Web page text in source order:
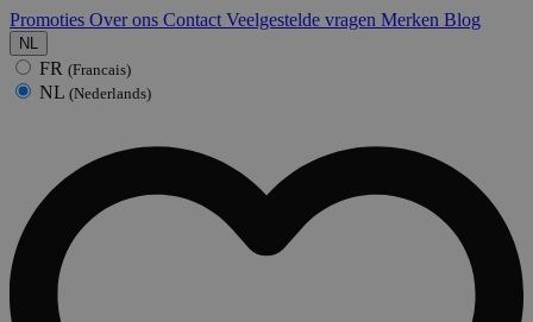
Promoties Over ons Contact Veelgestelde vragen Merken Blog
NL
FR (Francais)
NL (Nederlands)